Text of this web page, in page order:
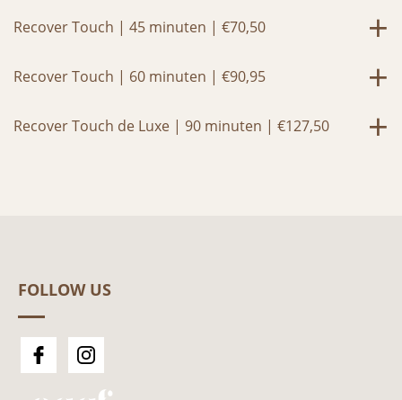
Recover Touch | 45 minuten | €70,50 +
Recover Touch | 60 minuten | €90,95 +
Recover Touch de Luxe | 90 minuten | €127,50 +
FOLLOW US